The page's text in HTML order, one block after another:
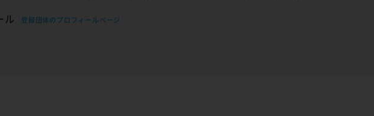
ル
登録団体のプロフィールページ